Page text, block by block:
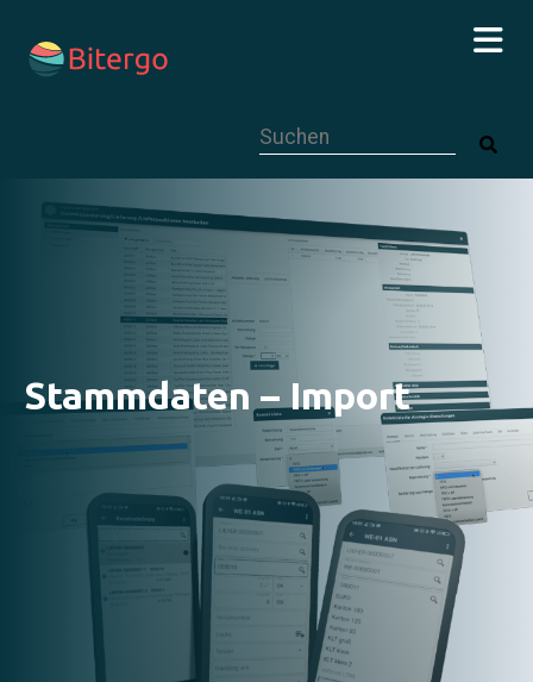
Stammdaten – Import